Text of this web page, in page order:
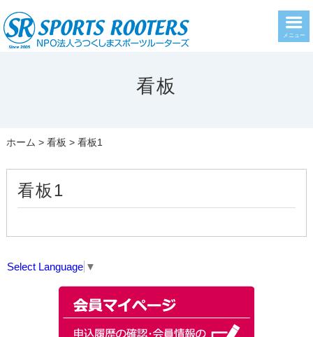
メニュー
看板
ホーム > 看板 > 看板1
看板1
Select Language ▼